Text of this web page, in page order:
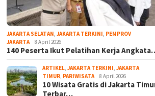
JAKARTA SELATAN ,JAKARTA TERKINI PEMPROV
JAKARTA
8 April 2026
140 Peserta Ikut Pelatihan Kerja
ARTIKEL ,JAKARTA TERKINI ,JAKARTA
TIMUR PARIWISATA 8 April 2026
10 Wisata Gratis di Jakarta
Terbar…